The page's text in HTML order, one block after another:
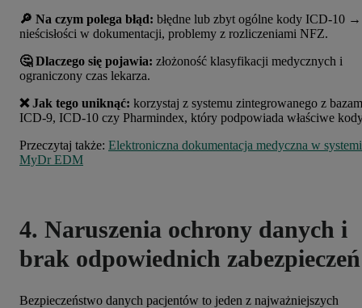
🔎 Na czym polega błąd: błędne lub zbyt ogólne kody ICD-10 →
nieścisłości w dokumentacji, problemy z rozliczeniami NFZ.
🤔 Dlaczego się pojawia: złożoność klasyfikacji medycznych i
ograniczony czas lekarza.
❌ Jak tego uniknąć: korzystaj z systemu zintegrowanego z
ICD-9, ICD-10 czy Pharmindex, który podpowiada właściwe
Przeczytaj także: Elektroniczna dokumentacja medyczna w
MyDr EDM
4. Naruszenia ochrony danych i
brak odpowiednich zabezpieczeń
Bezpieczeństwo danych pacjentów to jeden z najważniejszych